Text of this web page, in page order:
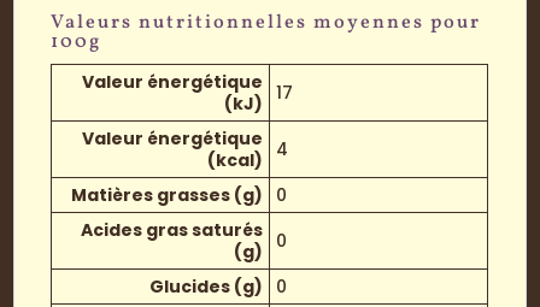
Valeurs nutritionnelles moyennes pour
100g
Valeur énergétique
(kJ)
17
Valeur énergétique
(kcal)
4
Matières grasses (g)
0
Acides gras saturés
(g)
0
Glucides (g)
0